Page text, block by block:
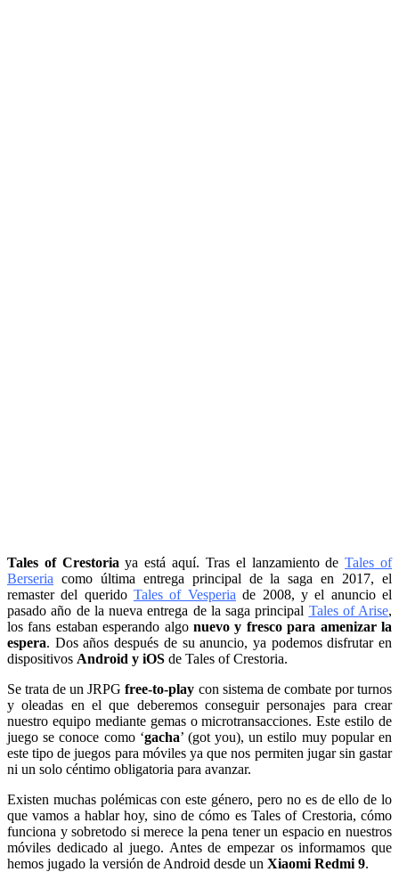
Tales of Crestoria ya está aquí. Tras el lanzamiento deTales of
Berseria como última entrega principal de la saga en 2017, el
remaster del queridoTales of Vesperia de 2008, y el anuncio el
pasado año de la nueva entrega de la saga principal Tales of Arise,
los fans estaban esperando algo nuevo y fresco para amenizar la
espera. Dos años después de su anuncio, ya podemos disfrutar en
dispositivos Android y iOS de Tales of Crestoria.
Se trata de un JRPG free-to-play con sistema de combate por turnos
y oleadas en el que deberemos conseguir personajes para crear
nuestro equipo mediante gemas o microtransacciones. Este estilo de
juego se conoce como ‘gacha’ (got you), un estilo muy popular en
este tipo de juegos para móviles ya que nos permiten jugar sin gastar
ni un solo céntimo obligatoria para avanzar.
Existen muchas polémicas con este género, pero no es de ello de lo
que vamos a hablar hoy, sino de cómo es Tales of Crestoria, cómo
funciona y sobretodo si merece la pena tener un espacio en nuestros
móviles dedicado al juego. Antes de empezar os informamos que
hemos jugado la versión de Android desde un Xiaomi Redmi 9.